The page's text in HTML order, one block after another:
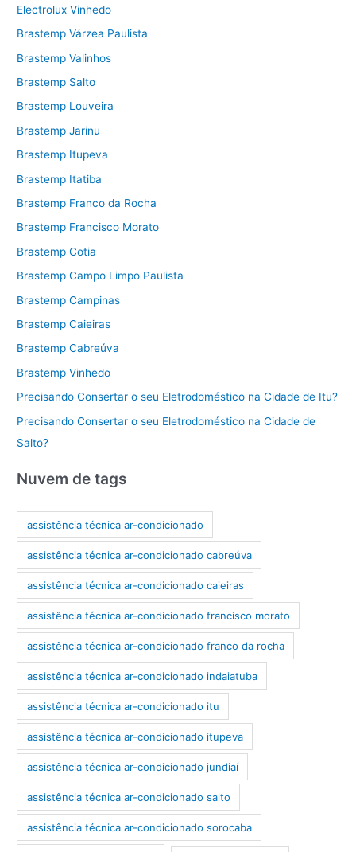
Electrolux Vinhedo
Brastemp Várzea Paulista
Brastemp Valinhos
Brastemp Salto
Brastemp Louveira
Brastemp Jarinu
Brastemp Itupeva
Brastemp Itatiba
Brastemp Franco da Rocha
Brastemp Francisco Morato
Brastemp Cotia
Brastemp Campo Limpo Paulista
Brastemp Campinas
Brastemp Caieiras
Brastemp Cabreúva
Brastemp Vinhedo
Precisando Consertar o seu Eletrodoméstico na Cidade de Itu?
Precisando Consertar o seu Eletrodoméstico na Cidade de
Salto?
Nuvem de tags
assistência técnica ar-condicionado
assistência técnica ar-condicionado cabreúva
assistência técnica ar-condicionado caieiras
assistência técnica ar-condicionado francisco morato
assistência técnica ar-condicionado franco da rocha
assistência técnica ar-condicionado indaiatuba
assistência técnica ar-condicionado itu
assistência técnica ar-condicionado itupeva
assistência técnica ar-condicionado jundiaí
assistência técnica ar-condicionado salto
assistência técnica ar-condicionado sorocaba